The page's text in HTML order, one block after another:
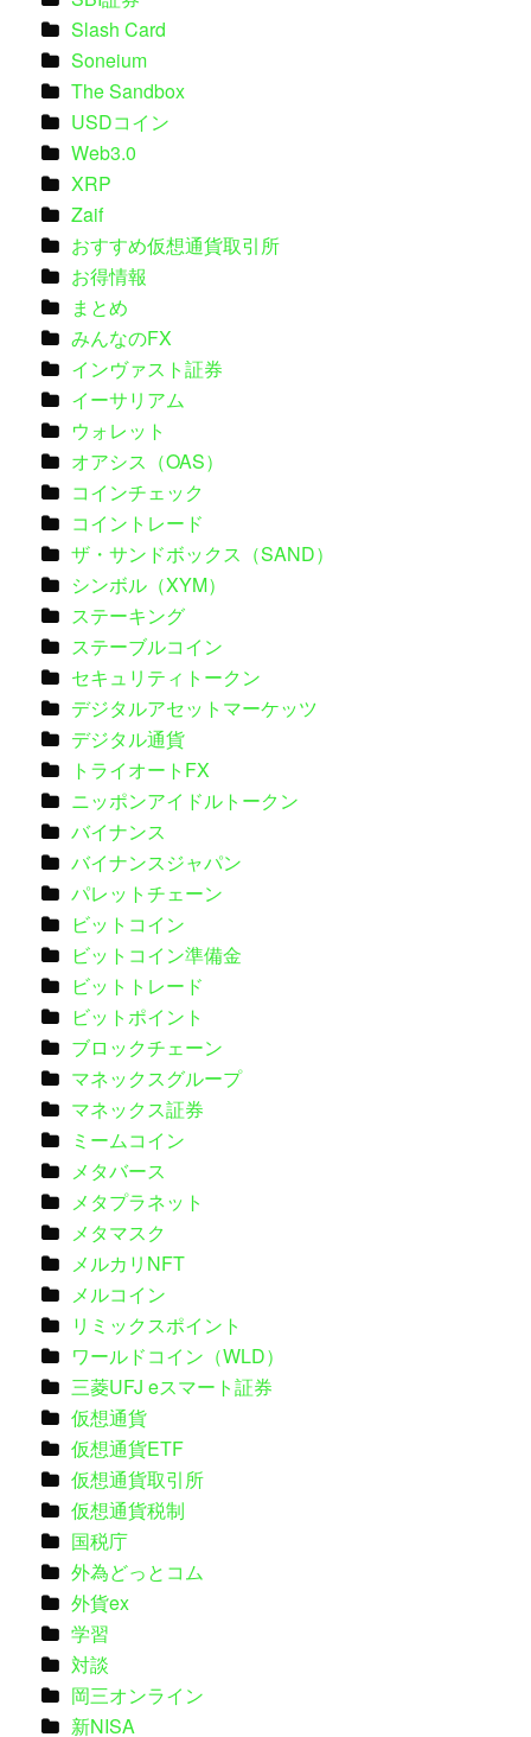
Slash Card
Soneium
The Sandbox
USDコイン
Web3.0
XRP
Zaif
おすすめ仮想通貨取引所
お得情報
まとめ
みんなのFX
インヴァスト証券
イーサリアム
ウォレット
オアシス（OAS）
コインチェック
コイントレード
ザ・サンドボックス（SAND）
シンボル（XYM）
ステーキング
ステーブルコイン
セキュリティトークン
デジタルアセットマーケッツ
デジタル通貨
トライオートFX
ニッポンアイドルトークン
バイナンス
バイナンスジャパン
パレットチェーン
ビットコイン
ビットコイン準備金
ビットトレード
ビットポイント
ブロックチェーン
マネックスグループ
マネックス証券
ミームコイン
メタバース
メタプラネット
メタマスク
メルカリNFT
メルコイン
リミックスポイント
ワールドコイン（WLD）
三菱UFJ eスマート証券
仮想通貨
仮想通貨ETF
仮想通貨取引所
仮想通貨税制
国税庁
外為どっとコム
外貨ex
学習
対談
岡三オンライン
新NISA